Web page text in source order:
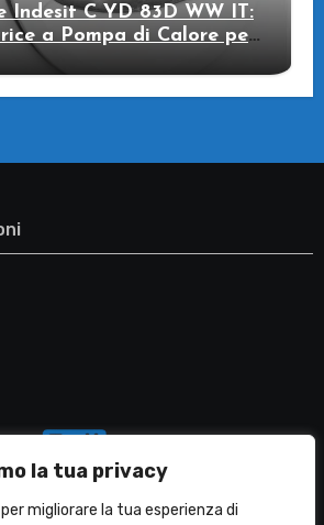
la tua privacy
migliorare la tua esperienza di
Indesit C YD 83D WW IT:
a Pompa di Calore per
il Tuo Benessere